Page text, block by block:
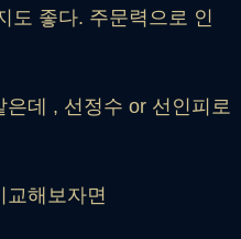
도 좋다. 주문력으로 인
데 , 선정수 or 선인피로
해보자면